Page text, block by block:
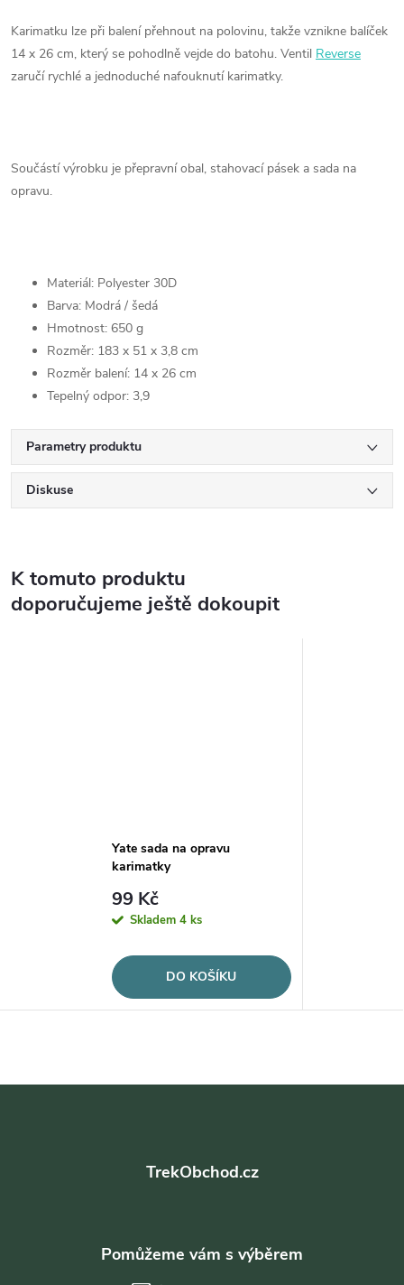
Karimatku lze při balení přehnout na polovinu, takže vznikne balíček
14 x 26 cm, který se pohodlně vejde do batohu. Ventil Reverse
zaručí rychlé a jednoduché nafouknutí karimatky.
Součástí výrobku je přepravní obal, stahovací pásek a sada na
opravu.
Materiál: Polyester 30D
Barva: Modrá / šedá
Hmotnost: 650 g
Rozměr: 183 x 51 x 3,8 cm
Rozměr balení: 14 x 26 cm
Tepelný odpor: 3,9
Parametry produktu
Diskuse
K tomuto produktu
doporučujeme ještě dokoupit
Yate sada na opravu
karimatky
99 Kč
Skladem 4 ks
DO KOŠÍKU
TrekObchod.cz